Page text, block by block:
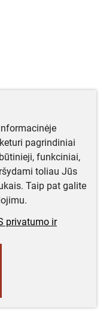
pagrindiniai
funkciniai,
toliau Jūs
Taip pat galite
privatumo ir